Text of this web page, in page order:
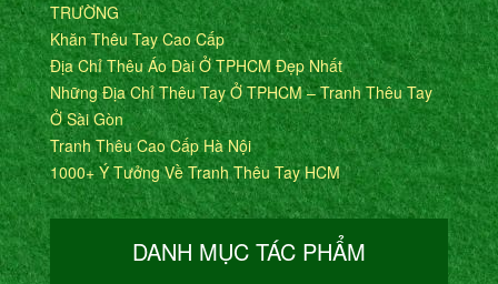
TRƯỜNG
Khăn Thêu Tay Cao Cấp
Địa Chỉ Thêu Áo Dài Ở TPHCM Đẹp Nhất
Những Địa Chỉ Thêu Tay Ở TPHCM – Tranh Thêu Tay
Ở Sài Gòn
Tranh Thêu Cao Cấp Hà Nội
1000+ Ý Tưởng Về Tranh Thêu Tay HCM
DANH MỤC TÁC PHẨM